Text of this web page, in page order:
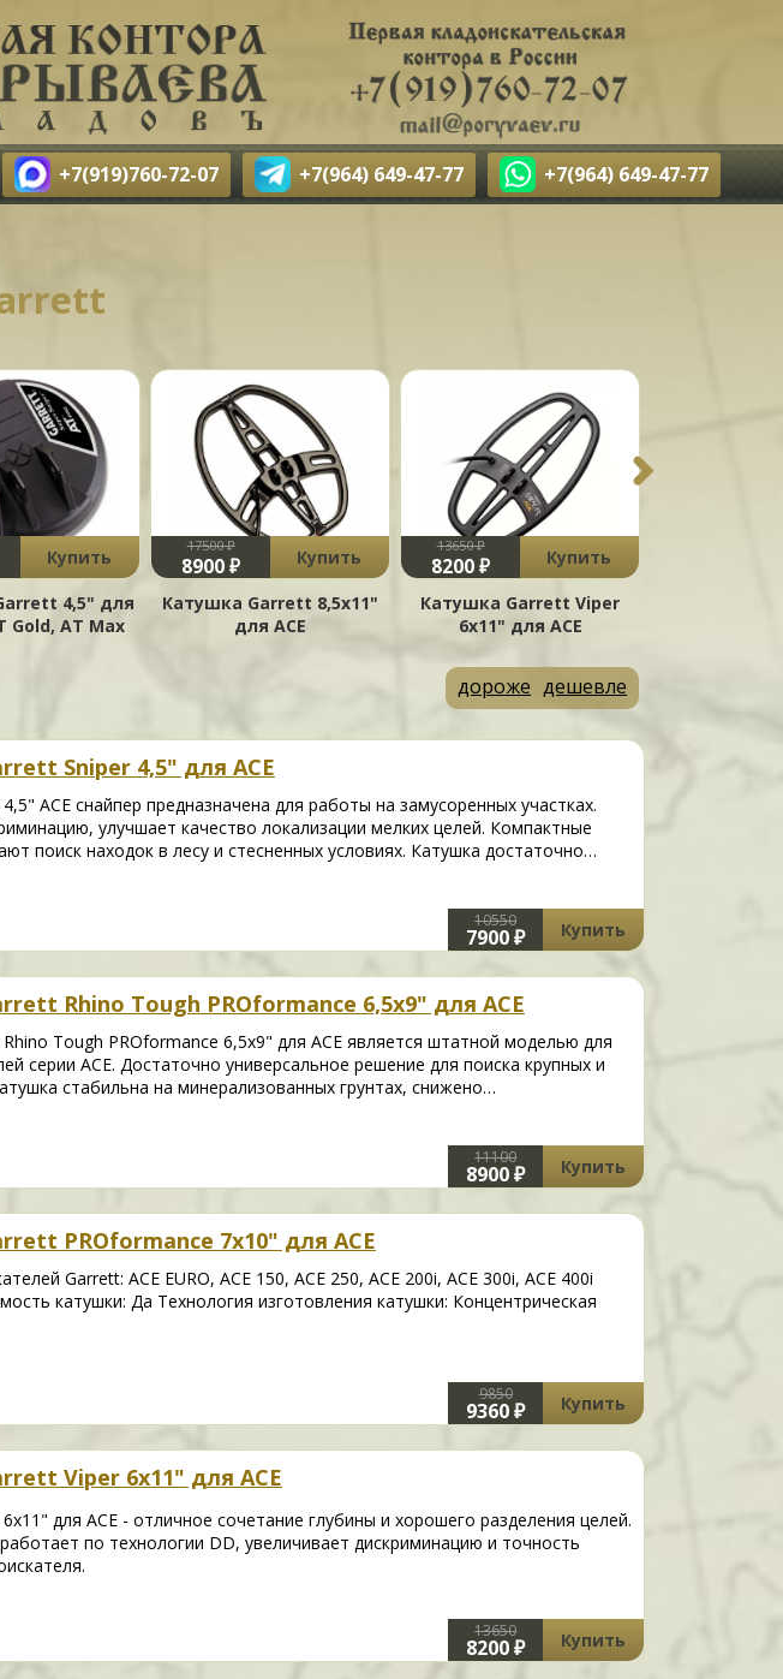
+7(919)760-72-07 +7(964) 649-47-77 +7(964) 649-47-77
Купить
4,5" для
Gold, AT Max
17500 ₽
8900 ₽
Купить
Катушка Garrett 8,5x11"
для ACE
13650 ₽
8200 ₽
Купить
Катушка Garrett Viper
6x11" для ACE
дороже дешевле
Sniper 4,5" для ACE
ACE снайпер предназначена для работы на замусоренных участках.
улучшает качество локализации мелких целей. Компактные
поиск находок в лесу и стесненных условиях. Катушка достаточно…
10550
7900 ₽ Купить
Rhino Tough PROformance 6,5x9" для ACE
Tough PROformance 6,5x9" для ACE является штатной моделью для
серии ACE. Достаточно универсальное решение для поиска крупных и
стабильна на минерализованных грунтах, снижено…
11100
8900 ₽ Купить
PROformance 7x10" для ACE
Garrett: ACE EURO, ACE 150, ACE 250, ACE 200i, ACE 300i, ACE 400i
катушки: Да Технология изготовления катушки: Концентрическая
9850
9360 ₽ Купить
Viper 6x11" для ACE
для ACE - отличное сочетание глубины и хорошего разделения целей.
по технологии DD, увеличивает дискриминацию и точность
13650
8200 ₽ Купить